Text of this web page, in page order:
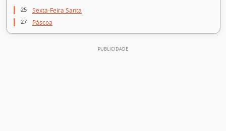
25 Sexta-Feira Santa
27 Páscoa